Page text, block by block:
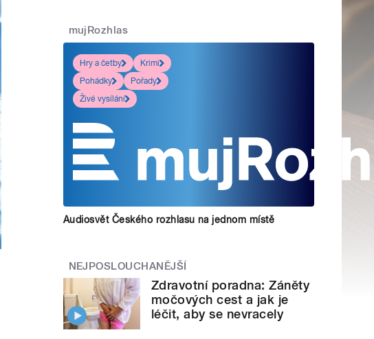
mujRozhlas
Hry a četby
Krimi
Pohádky
Pořady
Živé vysílání
Audiosvět Českého rozhlasu na jednom místě
NEJPOSLOUCHANĚJŠÍ
Zdravotní poradna: Záněty
močových cest a jak je
léčit, aby se nevracely